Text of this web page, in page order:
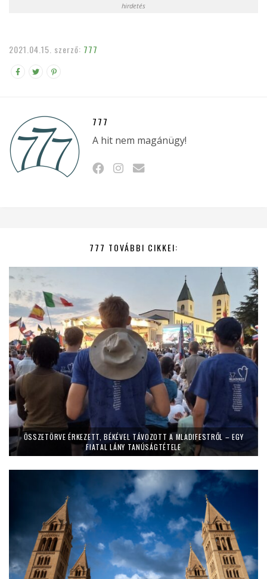
hirdetés
2021.04.15. szerző: 777
777
A hit nem magánügy!
777 TOVÁBBI CIKKEI:
ÖSSZETÖRVE ÉRKEZETT, BÉKÉVEL TÁVOZOTT A MLADIFESTRŐL – EGY
FIATAL LÁNY TANÚSÁGTÉTELE